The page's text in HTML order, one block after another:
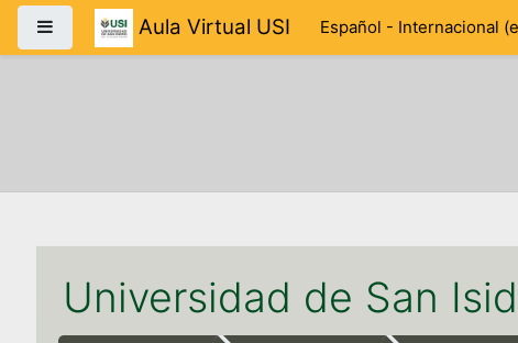
Salta al contenido principal
Panel lateralAula Virtual USI Español - Internacional
Universidad de San